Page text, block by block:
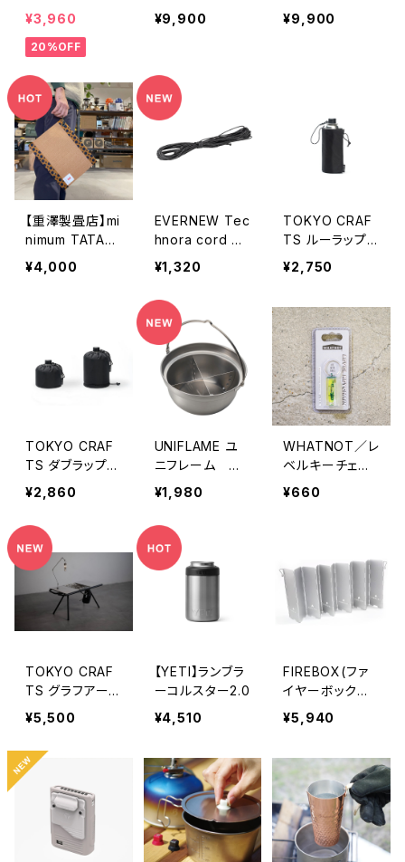
mbrella
¥3,960
20%OFF
レイモア スイベ
ル369 KHAKI
¥9,900
＋ WARM GRA
¥9,900
【重澤製畳店】mi
nimum TATAMI
②
¥4,000
EVERNEW Tec
hnora cord 0.
7mm 5M
¥1,320
TOKYO CRAF
TS ルーラップ
CB缶カバー キ
ャップ付き
¥2,750
TOKYO CRAF
TS ダブラップ
OD缶カバー25
0/500 キャップ
付き
¥2,860
UNIFLAME ユ
ニフレーム 焚
き火鍋26cm
おでん仕切り
¥1,980
WHATNOT／レ
ベルキーチェー
ン｜LEVEL KEY
¥660
TOKYO CRAF
TS グラフアー
ム
¥5,500
【YETI】ランブラ
ーコルスター2.0
¥4,510
FIREBOX(ファ
イヤーボックス)
WINDSCREEN
(ラージ)
¥5,940